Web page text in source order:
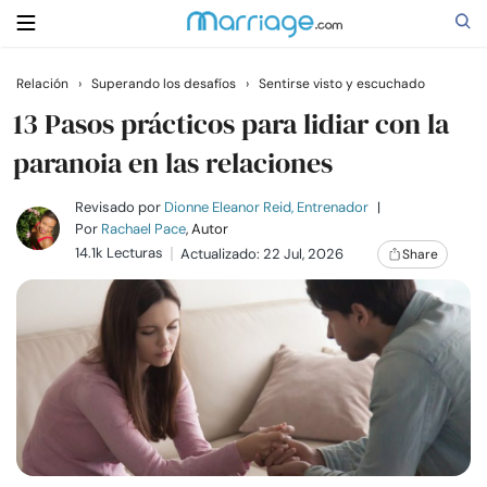
Buscar
Casarse
Relaciones
Familia
Ayuda
Cursos
Relación › Superando los desafíos › Sentirse visto y escuchado
13 Pasos prácticos para lidiar con la
paranoia en las relaciones
Revisado por Dionne Eleanor Reid, Entrenador |
Por Rachael Pace, Autor
14.1k Lecturas
Actualizado: 22 Jul, 2026 Share